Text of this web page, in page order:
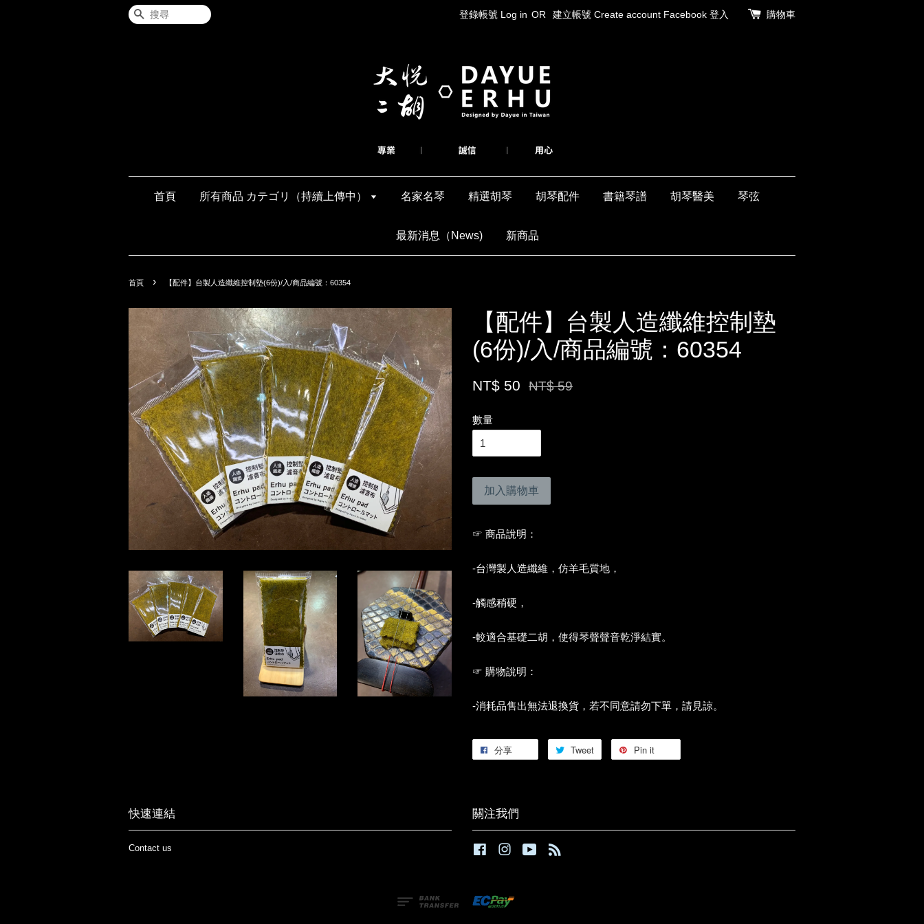
搜尋 登錄帳號 Log in OR 建立帳號 Create account Facebook 登入 購物車
首頁 所有商品 カテゴリ（持續上傳中） 名家名琴 精選胡琴 胡琴配件 書籍琴譜 胡琴醫美 琴弦
最新消息（News) 新商品
首頁 › 【配件】台製人造纖維控制墊(6份)/入/商品編號：60354
【配件】台製人造纖維控制墊
(6份)/入/商品編號：60354
NT$ 50 NT$ 59
數量
加入購物車
☞ 商品說明：
-台灣製人造纖維，仿羊毛質地，
-觸感稍硬，
-較適合基礎二胡，使得琴聲聲音乾淨結實。
☞ 購物說明：
-消耗品售出無法退換貨，若不同意請勿下單，請見諒。
分享 Tweet Pin it
快速連結
Contact us
關注我們
FacebookInstagramYouTube